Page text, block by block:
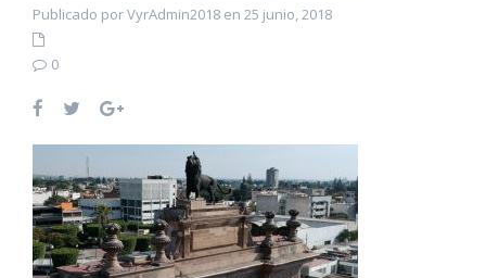
Publicado por VyrAdmin2018 en 25 junio, 2018
0